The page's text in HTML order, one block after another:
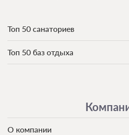
Топ 50 санаториев
Топ 50 баз отдыха
О компании